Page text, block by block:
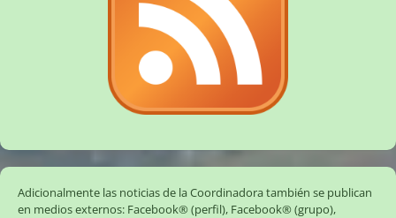
Adicionalmente las noticias de la Coordinadora también se publican
en medios externos: Facebook® (perfil), Facebook® (grupo),